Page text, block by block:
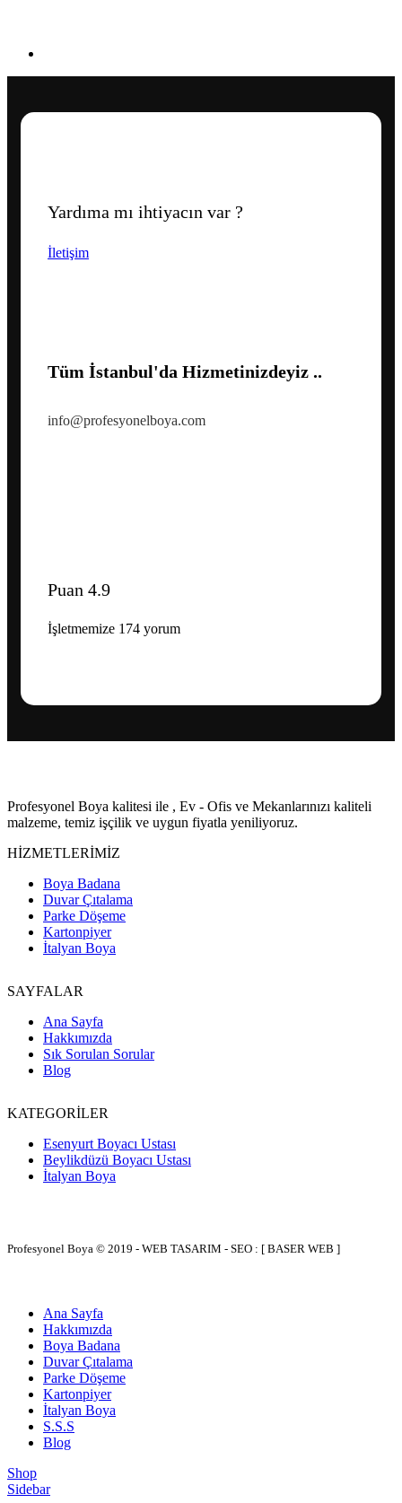
Yardıma mı ihtiyacın var ?
İletişim
Tüm İstanbul'da Hizmetinizdeyiz ..
info@profesyonelboya.com
Puan 4.9
İşletmemize 174 yorum
Profesyonel Boya kalitesi ile , Ev - Ofis ve Mekanlarınızı kaliteli
malzeme, temiz işçilik ve uygun fiyatla yeniliyoruz.
HİZMETLERİMİZ
Boya Badana
Duvar Çıtalama
Parke Döşeme
Kartonpiyer
İtalyan Boya
SAYFALAR
Ana Sayfa
Hakkımızda
Sık Sorulan Sorular
Blog
KATEGORİLER
Esenyurt Boyacı Ustası
Beylikdüzü Boyacı Ustası
İtalyan Boya
Profesyonel Boya © 2019 - WEB TASARIM - SEO : [ BASER WEB ]
Ana Sayfa
Hakkımızda
Boya Badana
Duvar Çıtalama
Parke Döşeme
Kartonpiyer
İtalyan Boya
S.S.S
Blog
Shop
Sidebar